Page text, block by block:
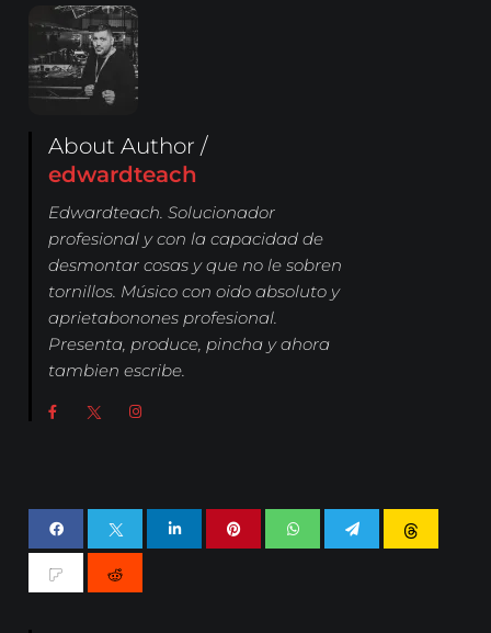
About Author /
edwardteach
Edwardteach. Solucionador
profesional y con la capacidad de
desmontar cosas y que no le sobren
tornillos. Músico con oido absoluto y
aprietabonones profesional.
Presenta, produce, pincha y ahora
tambien escribe.